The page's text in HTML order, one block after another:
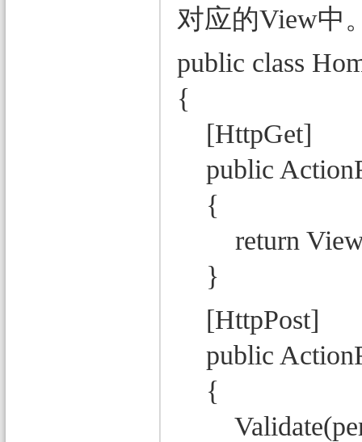
对应的View中
public class
{
[HttpGet]
public
{
return
}
[HttpPost]
public
{